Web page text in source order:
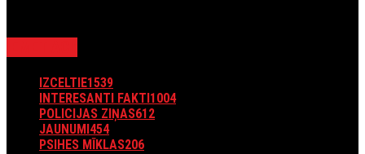
IZCELTIE1539
INTERESANTI FAKTI1004
POLICIJAS ZIŅAS612
JAUNUMI454
PSIHES MĪKLAS206